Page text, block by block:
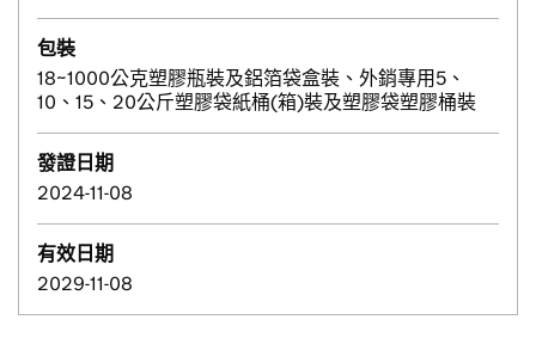
包裝
18~1000公克塑膠瓶裝及鋁箔袋盒裝、外銷專用5、
10、15、20公斤塑膠袋紙桶(箱)裝及塑膠袋塑膠桶裝
發證日期
2024-11-08
有效日期
2029-11-08